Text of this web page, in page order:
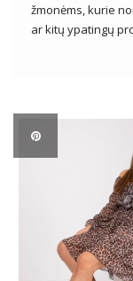
žmonėms, kurie
ar kitų ypatingų